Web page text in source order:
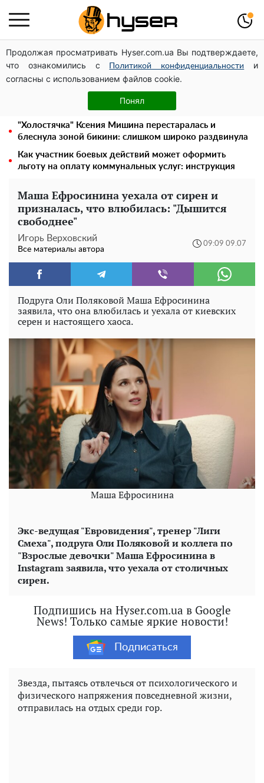
Продолжая просматривать Hyser.com.ua Вы подтверждаете,
что ознакомились с
Политикой конфиденциальности
и
согласны с использованием файлов cookie.
Понял
Украинская авиатранспортная ассоциация обратилась
в Минфин с призывом унифицировать
налогообложение авиализинга
Полностью голая Анна Тринчер блеснула
"прелестями": таких размеров вы еще не видели
"Холостячка" Ксения Мишина перестаралась и
блеснула зоной бикини: слишком широко раздвинула
Как участник боевых действий может оформить
льготу на оплату коммунальных услуг: инструкция
Маша Ефросинина уехала от сирен и
призналась, что влюбилась: "Дышится
свободнее"
Игорь Верховский
Все материалы автора
09:09 09.07
Подруга Оли Поляковой Маша Ефросинина
заявила, что она влюбилась и уехала от киевских
серен и настоящего хаоса.
Маша Ефросинина
Экс-ведущая "Евровидения", тренер "Лиги
Смеха", подруга Оли Поляковой и коллега по
"Взрослые девочки" Маша Ефросинина в
Instagramзаявила, что уехала от столичных
сирен.
Подпишись на Hyser.com.ua в Google
News! Только самые яркие новости!
Подписаться
Звезда, пытаясь отвлечься от психологического и
физического напряжения повседневной жизни,
отправилась на отдых среди гор.